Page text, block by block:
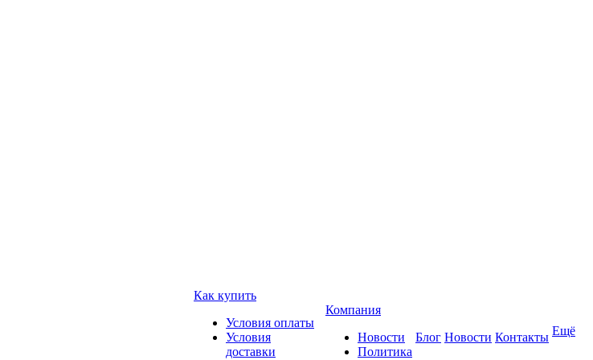
Как купить
Условия оплаты
Условия
доставки
Компания
Новости
Политика
Блог Новости Контакты Ещё